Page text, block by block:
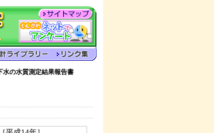
の水質測定結果報告書